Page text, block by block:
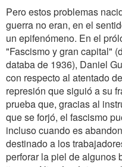
Pero estos problemas
guerra no eran, en el
un epifenómeno. En el
"Fascismo y gran capital"
databa de 1936), Daniel
con respecto al atentado
represión que siguió a su
prueba que, gracias al
que se forjó, el fascismo
incluso cuando es
destinado a los
perforar la piel de algunos